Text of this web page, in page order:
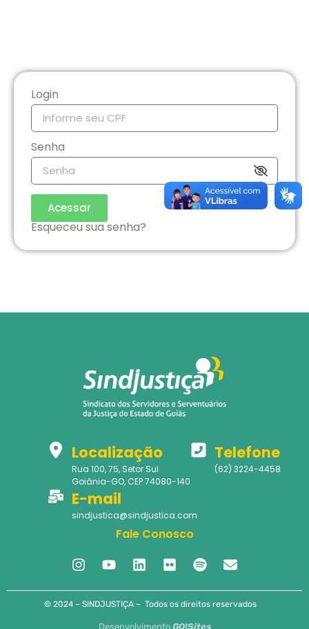
Login
Senha
Acessar
Esqueceu sua senha?
Localização
Rua 100, 75, Setor Sul
Goiânia-GO, CEP 74080-140
Telefone
(62) 3224-4458
E-mail
sindjustica@sindjustica.com
Fale Conosco
© 2024 – SINDJUSTIÇA – Todos os direitos reservados
Desenvolvimento GO!Sites